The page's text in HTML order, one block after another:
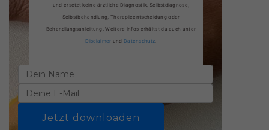
und ersetzt keine ärztliche Diagnostik, Selbstdiagnose,
Selbstbehandlung, Therapieentscheidung oder
Behandlungsanleitung. Weitere Infos erhältst du auch unter
Disclaimer und Datenschutz.
Jetzt downloaden